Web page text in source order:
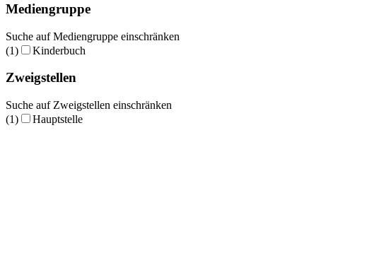
Mediengruppe
Suche auf Mediengruppe einschränken
(1)
Kinderbuch
Zweigstellen
Suche auf Zweigstellen einschränken
(1)
Hauptstelle